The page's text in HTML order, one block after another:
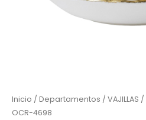
Inicio / Departamentos / VAJILLAS /
OCR-4698